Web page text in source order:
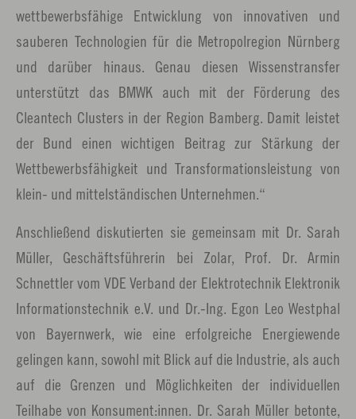
wettbewerbsfähige Entwicklung von innovativen und
sauberen Technologien für die Metropolregion Nürnberg
und darüber hinaus. Genau diesen Wissenstransfer
unterstützt das BMWK auch mit der Förderung des
Cleantech Clusters in der Region Bamberg. Damit leistet
der Bund einen wichtigen Beitrag zur Stärkung der
Wettbewerbsfähigkeit und Transformationsleistung von
klein- und mittelständischen Unternehmen.“
Anschließend diskutierten sie gemeinsam mit Dr. Sarah
Müller, Geschäftsführerin bei Zolar, Prof. Dr. Armin
Schnettler vom VDE Verband der Elektrotechnik Elektronik
Informationstechnik e.V. und Dr.-Ing. Egon Leo Westphal
von Bayernwerk, wie eine erfolgreiche Energiewende
gelingen kann, sowohl mit Blick auf die Industrie, als auch
auf die Grenzen und Möglichkeiten der individuellen
Teilhabe von Konsument:innen. Dr. Sarah Müller betonte,